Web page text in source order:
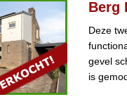
Berg
Deze
gevel
is